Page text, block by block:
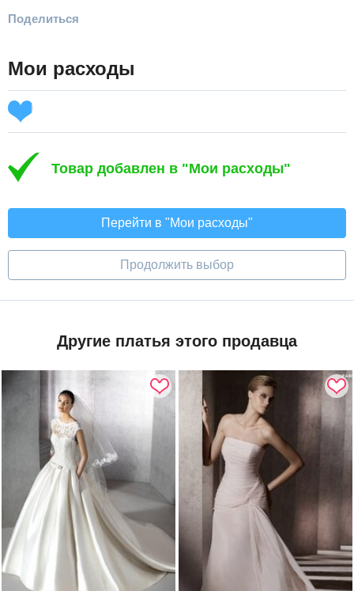
Поделиться
Мои расходы
Товар добавлен в "Мои расходы"
Перейти в "Мои расходы"
Продолжить выбор
Другие платья этого продавца